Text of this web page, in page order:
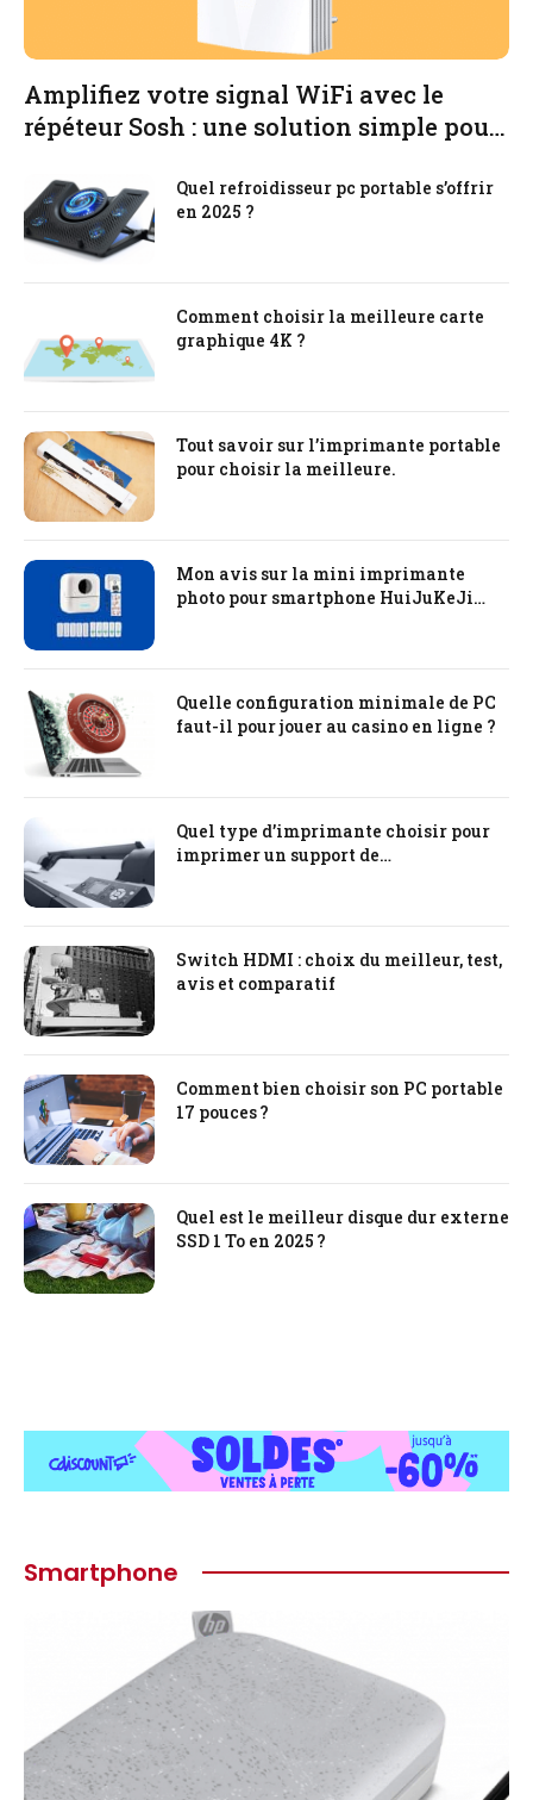
Amplifiez votre signal WiFi avec le
répéteur Sosh : une solution simple pour
Quel refroidisseur pc portable s’offrir
en 2025 ?
Comment choisir la meilleure carte
graphique 4K ?
Tout savoir sur l’imprimante portable
pour choisir la meilleure.
Mon avis sur la mini imprimante
photo pour smartphone HuiJuKeJi
Quelle configuration minimale de PC
faut-il pour jouer au casino en ligne ?
Quel type d’imprimante choisir pour
imprimer un support de
Switch HDMI : choix du meilleur, test,
avis et comparatif
Comment bien choisir son PC portable
17 pouces ?
Quel est le meilleur disque dur externe
SSD 1 To en 2025 ?
Smartphone